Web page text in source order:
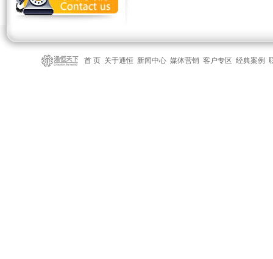
首 页 关于通恒 新闻中心 媒体营销 客户专区 经典案例